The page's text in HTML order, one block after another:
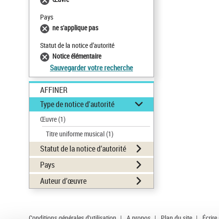
Pays
ne s'applique pas
Statut de la notice d’autorité
Notice élémentaire
Sauvegarder votre recherche
AFFINER
Type de notice d'autorité
Œuvre(1)
Titre uniforme musical(1)
Statut de la notice d’autorité
Pays
Auteur d’œuvre